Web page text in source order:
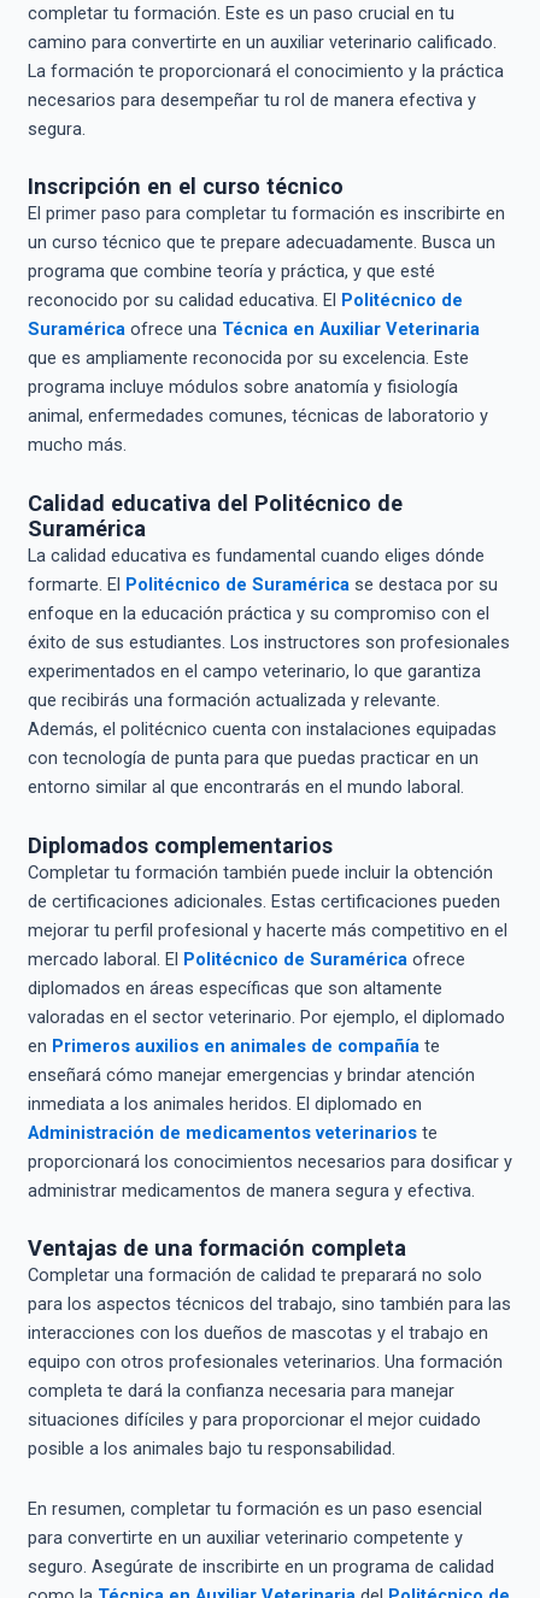
completar tu formación. Este es un paso crucial en tu
camino para convertirte en un auxiliar veterinario calificado.
La formación te proporcionará el conocimiento y la práctica
necesarios para desempeñar tu rol de manera efectiva y
segura.
Inscripción en el curso técnico
El primer paso para completar tu formación es inscribirte en
un curso técnico que te prepare adecuadamente. Busca un
programa que combine teoría y práctica, y que esté
reconocido por su calidad educativa. El Politécnico de
Suraméricaofrece una Técnica en Auxiliar Veterinaria
que es ampliamente reconocida por su excelencia. Este
programa incluye módulos sobre anatomía y fisiología
animal, enfermedades comunes, técnicas de laboratorio y
mucho más.
Calidad educativa del Politécnico de
Suramérica
La calidad educativa es fundamental cuando eliges dónde
formarte. El Politécnico de Suraméricase destaca por su
enfoque en la educación práctica y su compromiso con el
éxito de sus estudiantes. Los instructores son profesionales
experimentados en el campo veterinario, lo que garantiza
que recibirás una formación actualizada y relevante.
Además, el politécnico cuenta con instalaciones equipadas
con tecnología de punta para que puedas practicar en un
entorno similar al que encontrarás en el mundo laboral.
Diplomados complementarios
Completar tu formación también puede incluir la obtención
de certificaciones adicionales. Estas certificaciones pueden
mejorar tu perfil profesional y hacerte más competitivo en el
mercado laboral. El Politécnico de Suramérica ofrece
diplomados en áreas específicas que son altamente
valoradas en el sector veterinario. Por ejemplo, el diplomado
en Primeros auxilios en animales de compañía te
enseñará cómo manejar emergencias y brindar atención
inmediata a los animales heridos. El diplomado en
Administración de medicamentos veterinarios te
proporcionará los conocimientos necesarios para dosificar y
administrar medicamentos de manera segura y efectiva.
Ventajas de una formación completa
Completar una formación de calidad te preparará no solo
para los aspectos técnicos del trabajo, sino también para las
interacciones con los dueños de mascotas y el trabajo en
equipo con otros profesionales veterinarios. Una formación
completa te dará la confianza necesaria para manejar
situaciones difíciles y para proporcionar el mejor cuidado
posible a los animales bajo tu responsabilidad.
En resumen, completar tu formación es un paso esencial
para convertirte en un auxiliar veterinario competente y
seguro. Asegúrate de inscribirte en un programa de calidad